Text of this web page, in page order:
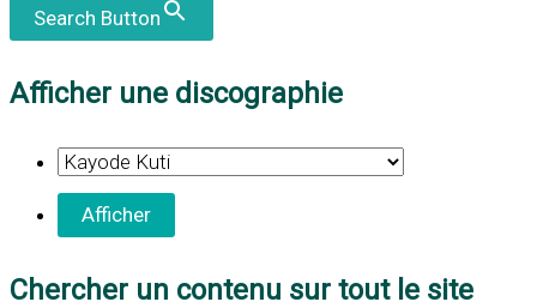
Search Button
Afficher une discographie
Chercher un contenu sur tout le site